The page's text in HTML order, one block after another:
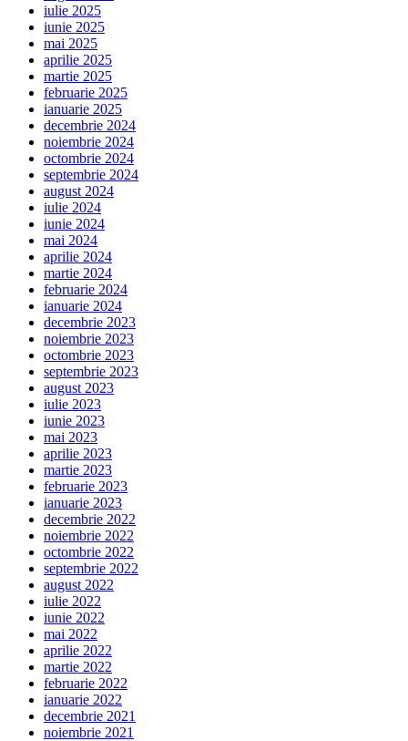
iulie 2025
iunie 2025
mai 2025
aprilie 2025
martie 2025
februarie 2025
ianuarie 2025
decembrie 2024
noiembrie 2024
octombrie 2024
septembrie 2024
august 2024
iulie 2024
iunie 2024
mai 2024
aprilie 2024
martie 2024
februarie 2024
ianuarie 2024
decembrie 2023
noiembrie 2023
octombrie 2023
septembrie 2023
august 2023
iulie 2023
iunie 2023
mai 2023
aprilie 2023
martie 2023
februarie 2023
ianuarie 2023
decembrie 2022
noiembrie 2022
octombrie 2022
septembrie 2022
august 2022
iulie 2022
iunie 2022
mai 2022
aprilie 2022
martie 2022
februarie 2022
ianuarie 2022
decembrie 2021
noiembrie 2021